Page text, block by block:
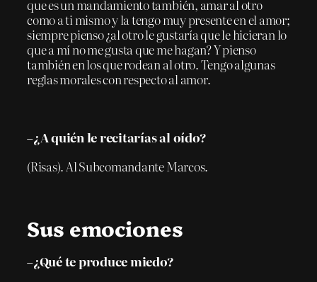
que es un mandamiento también, amar al otro
como a ti mismo y la tengo muy presente en el amor;
siempre pienso ¿al otro le gustaría que le hicieran lo
que a mí no me gusta que me hagan? Y pienso
también en los que rodean al otro. Tengo algunas
reglas morales con respecto al amor.
–¿A quién le recitarías al oído?
(Risas). Al Subcomandante Marcos.
Sus emociones
–¿Qué te produce miedo?